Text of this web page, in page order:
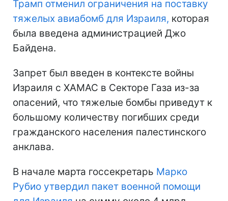
Трамп отменил ограничения на поставку
тяжелых авиабомб для Израиля, которая
была введена администрацией Джо
Байдена.
Запрет был введен в контексте войны
Израиля с ХАМАС в Секторе Газа из-за
опасений, что тяжелые бомбы приведут к
большому количеству погибших среди
гражданского населения палестинского
анклава.
В начале марта госсекретарь Марко
Рубио утвердил пакет военной помощи